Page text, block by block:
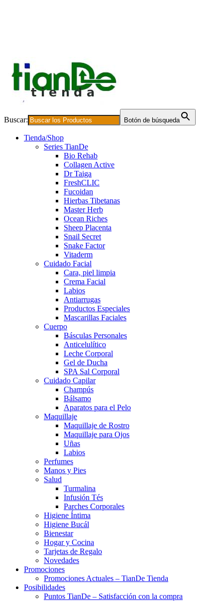
Buscar: Botón de búsqueda
Tienda/Shop
Series TianDe
Bio Rehab
Collagen Active
Dr Taiga
FreshCLIC
Fucoidan
Hierbas Tibetanas
Master Herb
Ocean Riches
Sheep Placenta
Snail Secret
Snake Factor
Vitaderm
Cuidado Facial
Cara, piel limpia
Crema Facial
Labios
Antiarrugas
Productos Especiales
Mascarillas Faciales
Cuerpo
Básculas Personales
Anticelulítico
Leche Corporal
Gel de Ducha
SPA Sal Corporal
Cuidado Capilar
Champús
Bálsamo
Aparatos para el Pelo
Maquillaje
Maquillaje de Rostro
Maquillaje para Ojos
Uñas
Labios
Perfumes
Manos y Pies
Salud
Turmalina
Infusión Tés
Parches Corporales
Higiene Íntima
Higiene Bucál
Bienestar
Hogar y Cocina
Tarjetas de Regalo
Novedades
Promociones
Promociones Actuales – TianDe Tienda
Posibilidades
Puntos TianDe – Satisfacción con la compra